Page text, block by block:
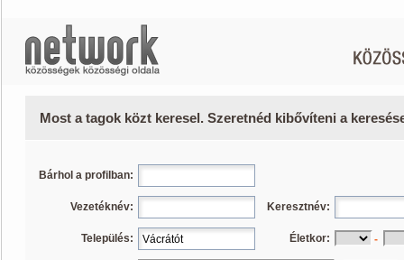
Most a tagok közt keresel. Szeretnéd kibővíteni a
Bárhol a profilban:
Vezetéknév: Keresztnév:
Település: Életkor: -